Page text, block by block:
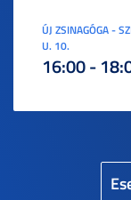
ÚJ ZSINAGÓGA -
U. 10.
16:00 -